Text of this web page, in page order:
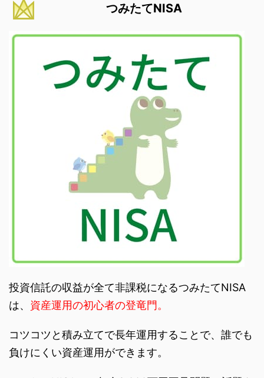
つみたてNISA
投資信託の収益が全て非課税になるつみたてNISA
は、 資産運用の初心者の登竜門。
コツコツと積み立てで長年運用することで、誰でも
負けにくい資産運用ができます。